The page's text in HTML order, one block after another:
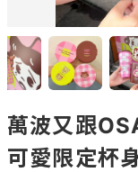
萬波又跟
可愛限定杯